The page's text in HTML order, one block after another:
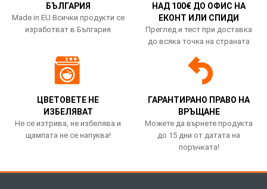
БЪЛГАРИЯ
Made in EU Всички продукти се
изработват в България
НАД 100€ ДО ОФИС НА
ЕКОНТ ИЛИ СПИДИ
Преглед и тест при доставка
до всяка точка на страната
ЦВЕТОВЕТЕ НЕ
ИЗБЕЛЯВАТ
Не се изтрива, не избелява и
щампата не се напуква!
ГАРАНТИРАНО ПРАВО НА
ВРЪЩАНЕ
Можете да върнете продукта
до 15 дни от датата на
поръчката!